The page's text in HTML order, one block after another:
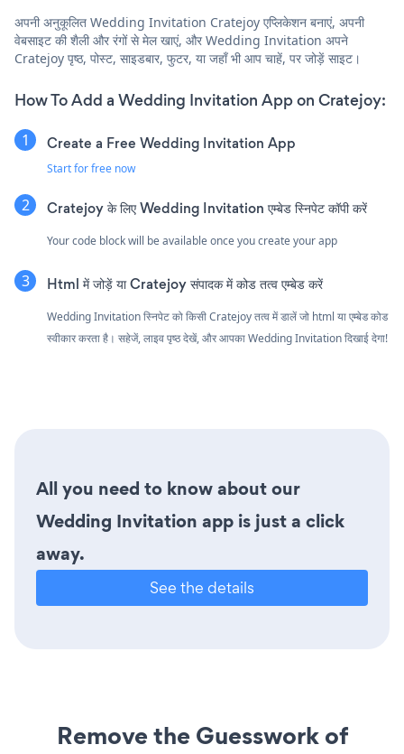
अपनी अनुकूलित Wedding Invitation Cratejoy एप्लिकेशन बनाएं, अपनी
वेबसाइट की शैली और रंगों से मेल खाएं, और Wedding Invitation अपने
Cratejoy पृष्ठ, पोस्ट, साइडबार, फुटर, या जहाँ भी आप चाहें, पर जोड़ें साइट।
How To Add a Wedding Invitation App on Cratejoy:
Create a Free Wedding Invitation App
Start for free now
Cratejoy के लिए Wedding Invitation एम्बेड स्निपेट कॉपी करें
Your code block will be available once you create your app
Html में जोड़ें या Cratejoy संपादक में कोड तत्व एम्बेड करें
Wedding Invitation स्निपेट को किसी Cratejoy तत्व में डालें जो html या एम्बेड कोड
स्वीकार करता है। सहेजें, लाइव पृष्ठ देखें, और आपका Wedding Invitation दिखाई देगा!
All you need to know about our
Wedding Invitation app is just a click
away.
See the details
Remove the Guesswork of